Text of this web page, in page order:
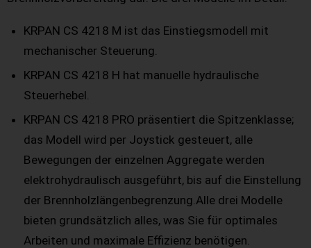
KRPAN CS 4218 M ist das Einstiegsmodell mit
mechanischer Steuerung.
KRPAN CS 4218 H hat manuelle hydraulische
Steuerhebel.
KRPAN CS 4218 PRO präsentiert die Spitzenklasse;
das Modell wird per Joystick gesteuert, alle
Bewegungen der einzelnen Aggregate werden
elektrohydraulisch ausgeführt, bis auf die Einstellung
der Brennholzlängenbegrenzung.Alle drei Modelle
bieten grundsätzlich alles, was Sie für optimales
Arbeiten und maximale Effizienz benötigen.